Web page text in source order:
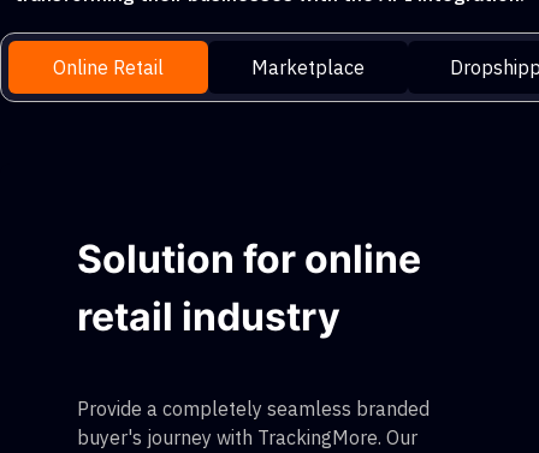
Online Retail Marketplace
Solution for online
retail industry
Provide a completely seamless branded
buyer's journey with TrackingMore. Our